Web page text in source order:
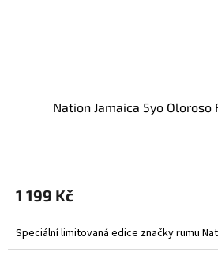
Nation Jamaica 5yo Oloroso
1 199 Kč
Speciální limitovaná edice značky rumu